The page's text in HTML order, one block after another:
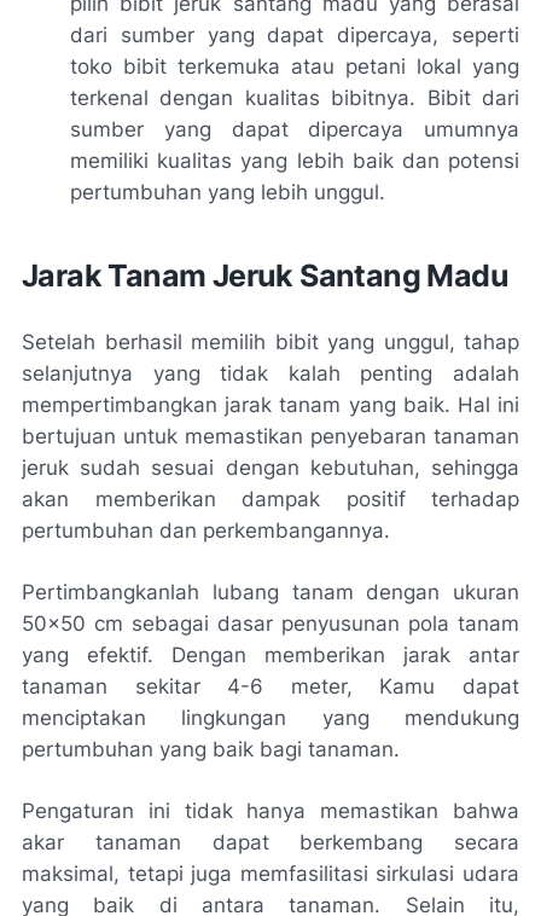
dari sumber yang dapat dipercaya, seperti
toko bibit terkemuka atau petani lokal yang
terkenal dengan kualitas bibitnya. Bibit dari
sumber yang dapat dipercaya umumnya
memiliki kualitas yang lebih baik dan potensi
pertumbuhan yang lebih unggul.
Jarak Tanam Jeruk Santang Madu
Setelah berhasil memilih bibit yang unggul, tahap
selanjutnya yang tidak kalah penting adalah
mempertimbangkan jarak tanam yang baik. Hal ini
bertujuan untuk memastikan penyebaran tanaman
jeruk sudah sesuai dengan kebutuhan, sehingga
akan memberikan dampak positif terhadap
pertumbuhan dan perkembangannya.
Pertimbangkanlah lubang tanam dengan ukuran
50x50 cm sebagai dasar penyusunan pola tanam
yang efektif. Dengan memberikan jarak antar
tanaman sekitar 4-6 meter, Kamu dapat
menciptakan lingkungan yang mendukung
pertumbuhan yang baik bagi tanaman.
Pengaturan ini tidak hanya memastikan bahwa
akar tanaman dapat berkembang secara
maksimal, tetapi juga memfasilitasi sirkulasi udara
yang baik di antara tanaman. Selain itu,